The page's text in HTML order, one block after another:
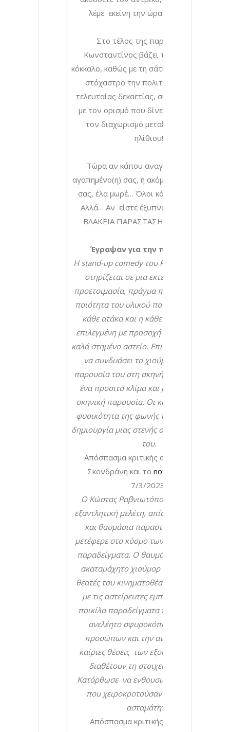
λέμε εκείνη την ώρα και ποια όχι!
Στο τέλος της παράστασης ο
Κωνσταντίνος βάζει το μαχαίρι στο
κόκκαλο, καθώς με τη σάτιρα του βάζει στο
στόχαστρο την πολιτική ηγεσία της
τελευταίας δεκαετίας, σύμφωνα μάλιστα
με τον ορισμό που δίνει το Google, για
τον διαχωρισμό μεταξύ… βλάκα και
ηλίθιου!
Τώρα αν κάπου αναγνωρίσετε τον
αγαπημένο(η) σας, ή ακόμα και τον… εαυτό
σας, έλα μωρέ… Όλοι κάνουμε βλακείες!
Αλλά… Αν είστε έξυπνοι, μη χάσετε τη
ΒΛΑΚΕΙΑ ΠΑΡΑΣΤΑΣΗ – ΠΑΡΑΤΑΣΗ!
Έγραψαν για την παράσταση:
Η stand-up comedy του Ραβνιωτόπουλου,
στηρίζεται σε μια εκτενή έρευνα και
προετοιμασία, πράγμα που φαίνεται στην
ποιότητα του υλικού που παρουσιάζει. Η
κάθε ατάκα και η κάθε αναφορά είναι
επιλεγμένη με προσοχή και αποτελεί ένα
καλά στημένο αστείο. Επιπλέον καταφέρνει
να συνδυάσει το χιούμορ του με την
παρουσία του στη σκηνή, δημιουργώντας
ένα προσιτό κλίμα και μια απαράμιλλη
σκηνική παρουσία. Οι κινήσεις του και η
φυσικότητα της φωνής του βοηθούν στη
δημιουργία μιας στενής σχέσης με το κοινό
του.
Απόσπασμα κριτικής από τη Γεωργία
Σκονδράνη και το notesfromlife.gr
7/3/2023
Ο Κώστας Ραβνιωτόπουλος, μετά από
εξαντλητική μελέτη, απίστευτες εμπειρίες
και θαυμάσια παραστατικότητα μας
μετέφερε στο κόσμο των βλακών με απτά
παραδείγματα. Ο θαυμάσιος κωμικός με
ακαταμάχητο χιούμορ καθήλωσε τους
θεατές του κινηματοθέατρου ΑΘΗΝΑΙΟΝ
με τις αστείρευτες εμπνεύσεις του, τα
ποικίλα παραδείγματα που ανέφερε, το
ανελέητο σφυροκόπημα γνωστών
προσώπων και την ανέλιξή τους σε
καίριες θέσεις των εξουσιών, δίχως να
διαθέτουν τη στοιχειώδη ευφυία.
Κατόρθωσε να ενθουσιάσει τους θεατές
που χειροκροτούσαν και γελούσαν
ασταμάτητα.
Απόσπασμα κριτικής του Βαγγέλη